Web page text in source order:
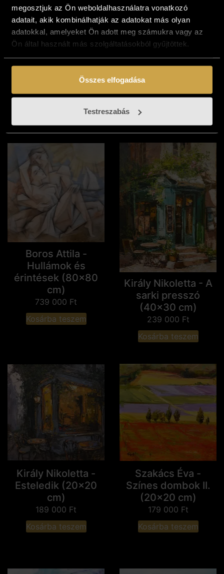
megosztjuk az Ön weboldalhasználatra vonatkozó
adatait, akik kombinálhatják az adatokat más olyan
adatokkal, amelyeket Ön adott meg számukra vagy az
Ön által használt más szolgáltatásokból gyűjtöttek.
Összes elfogadása
Testreszabás
Boros Attila -
Álmoskönyv (40x50
481 000Ft
Kosárba teszem
Ludvig Dániel -
Nyári nosztalgia
537 000Ft
Kosárba teszem
Boros Attila -
Hullámok és
érintések (80x80
cm)
739 000 Ft
Kosárba teszem
Király Nikoletta - A
sarki presszó
(40x30 cm)
239 000 Ft
Kosárba teszem
Király Nikoletta -
Esteledik (20x20
cm)
189 000 Ft
Kosárba teszem
Szakács Éva -
Színes dombok II.
(20x20 cm)
179 000 Ft
Kosárba teszem